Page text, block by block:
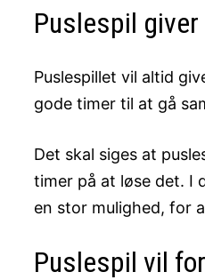
Puslespil
Puslespillet vil altid
gode timer til at gå
Det skal siges at
timer på at løse det. I
en stor mulighed, for
Puslespil vil